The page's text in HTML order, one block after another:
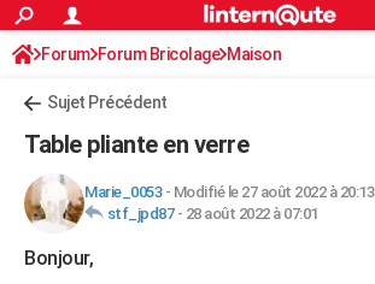
ACTUALITÉS
Politique
Société
Faits Divers
Education
Monde
Villes
+
FINANCE
Retraite
Impôts
Epargne
Immobilier
Risques naturels par ville
Banque
Assurance
Crédit
AUTO
Essais
Réserver un essai
Citadines
Berlines
SUV
Forum auto
+HIGH-TECH
S'inscrire
Connexion
Forum Forum Bricolage Maison
Sujet Précédent
Table pliante en verre
Marie_0053- Modifié le 27 août 2022 à 20:13
stf_jpd87- 28 août 2022 à 07:01
Bonjour,